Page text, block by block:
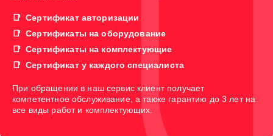
Сертификат авторизации
Сертификаты на оборудование
Сертификаты на комплектующие
Сертификат у каждого специалиста
При обращении в наш сервис клиент получает
компетентное обслуживание, а также гарантию до 3 лет на
все виды работ и комплектующих.